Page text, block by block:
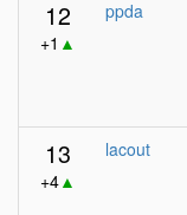
12
+1 ▲
ppda
13
+4▲
lacout